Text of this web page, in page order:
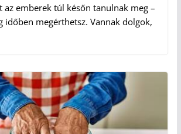
az emberek túl későn tanulnak meg –
időben megérthetsz. Vannak dolgok,